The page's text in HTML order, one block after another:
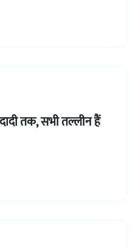
तक, सभी तल्लीन हैं